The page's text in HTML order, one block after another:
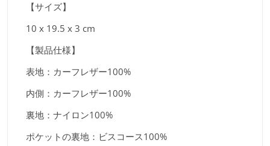
【サイズ】
10 x 19.5 x 3 cm
【製品仕様】
表地：カーフレザー100%
内側：カーフレザー100%
裏地：ナイロン100%
ポケットの裏地：ビスコース100%